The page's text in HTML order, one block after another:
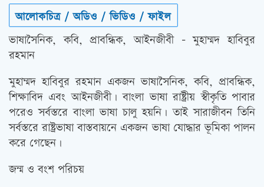
আলোকচিত্র / অডিও / ভিডিও / ফাইল
ভাষাসৈনিক, কবি, প্রাবন্ধিক, আইনজীবী – মুহাম্মদ হাবিবুর
রহমান
মুহাম্মদ হাবিবুর রহমান একজন ভাষাসৈনিক, কবি, প্রাবন্ধিক,
শিক্ষাবিদ এবং আইনজীবী। বাংলা ভাষা রাষ্ট্রীয় স্বীকৃতি পাবার
পরেও সর্বস্তরে বাংলা ভাষা চালু হয়নি। তাই সারাজীবন তিনি
সর্বস্তরে রাষ্ট্রভাষা বাস্তবায়নে একজন ভাষা যোদ্ধার ভূমিকা পালন
করে গেছেন।
জন্ম ও বংশ পরিচয়